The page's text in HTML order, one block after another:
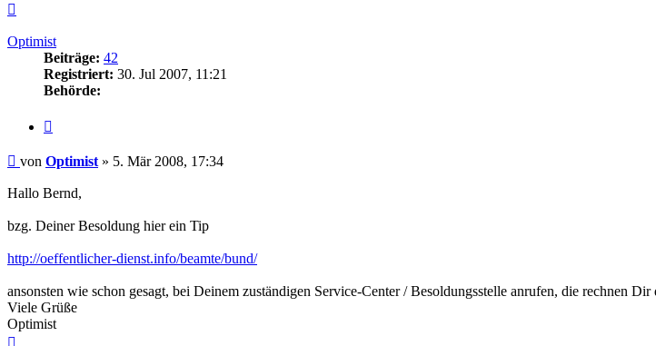
Optimist
Beiträge: 42
Registriert: 30. Jul 2007, 11:21
Behörde:
Beitrag
von Optimist » 5. Mär 2008, 17:34
Hallo Bernd,
bzg. Deiner Besoldung hier ein Tip
http://oeffentlicher-dienst.info/beamte/bund/
ansonsten wie schon gesagt, bei Deinem zuständigen Service-Center / Besoldungsstelle anrufen, die rechnen Dir
Viele Grüße
Optimist